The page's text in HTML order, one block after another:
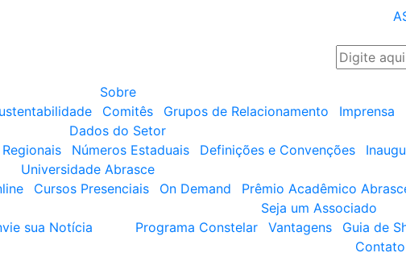
Sobre
Comitês Grupos de Relacionamento
Imprensa
Dados do Setor
Números Estaduais Definições e Convenções
Universidade Abrasce
Cursos Presenciais On Demand Prêmio Acadêmico
sua Notícia
Seja um Associado
Programa Constelar
Vantagens Guia de
Contato